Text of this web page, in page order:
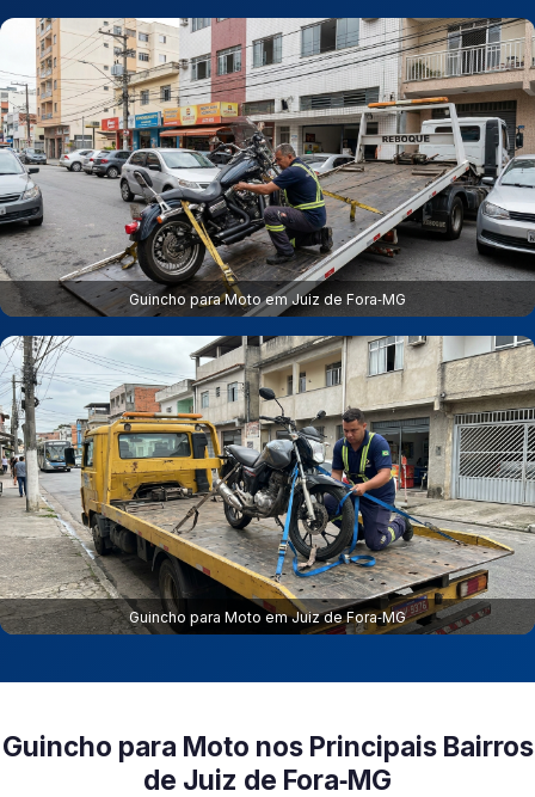
Guincho para Moto em Juiz de Fora‑MG
Guincho para Moto em Juiz de Fora‑MG
Guincho para Moto nos Principais Bairros
de Juiz de Fora‑MG